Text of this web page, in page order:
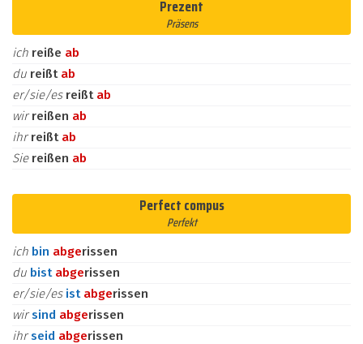
Prezent
Präsens
ich reiße ab
du reißt ab
er/sie/es reißt ab
wirreißen ab
ihrreißt ab
Sie reißen ab
Perfect compus
Perfekt
ich bin abgerissen
du bist abgerissen
er/sie/es ist abgerissen
wirsind abgerissen
ihrseid abgerissen